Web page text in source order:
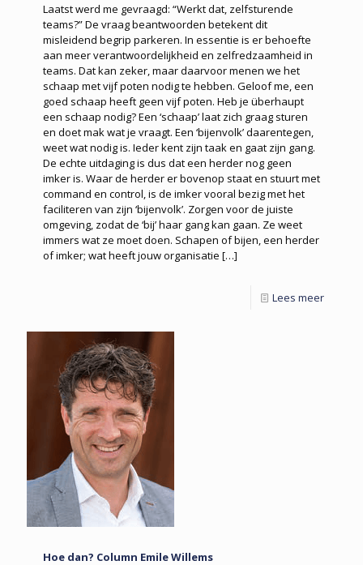
Laatst werd me gevraagd: “Werkt dat, zelfsturende
teams?” De vraag beantwoorden betekent dit
misleidend begrip parkeren. In essentie is er behoefte
aan meer verantwoordelijkheid en zelfredzaamheid in
teams. Dat kan zeker, maar daarvoor menen we het
schaap met vijf poten nodig te hebben. Geloof me, een
goed schaap heeft geen vijf poten. Heb je überhaupt
een schaap nodig? Een ‘schaap’ laat zich graag sturen
en doet mak wat je vraagt. Een ‘bijenvolk’ daarentegen,
weet wat nodig is. Ieder kent zijn taak en gaat zijn gang.
De echte uitdaging is dus dat een herder nog geen
imker is. Waar de herder er bovenop staat en stuurt met
command en control, is de imker vooral bezig met het
faciliteren van zijn ‘bijenvolk’. Zorgen voor de juiste
omgeving, zodat de ‘bij’ haar gang kan gaan. Ze weet
immers wat ze moet doen. Schapen of bijen, een herder
of imker; wat heeft jouw organisatie […]
Lees meer
Hoe dan? Column Emile Willems